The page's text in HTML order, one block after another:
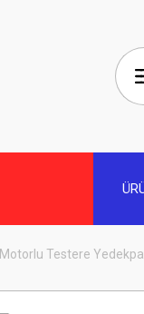
Motorlu Testere